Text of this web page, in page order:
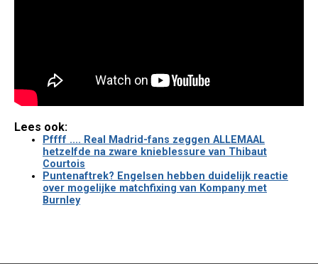
Lees ook:
Pffff .... Real Madrid-fans zeggen ALLEMAAL
hetzelfde na zware knieblessure van Thibaut
Courtois
Puntenaftrek? Engelsen hebben duidelijk reactie
over mogelijke matchfixing van Kompany met
Burnley